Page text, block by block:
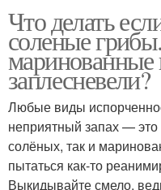
Что делать
соленые
заплесневели?
Любые виды
неприятный запах —
солёных, так и
пытаться как-то
Выкидывайте смело,